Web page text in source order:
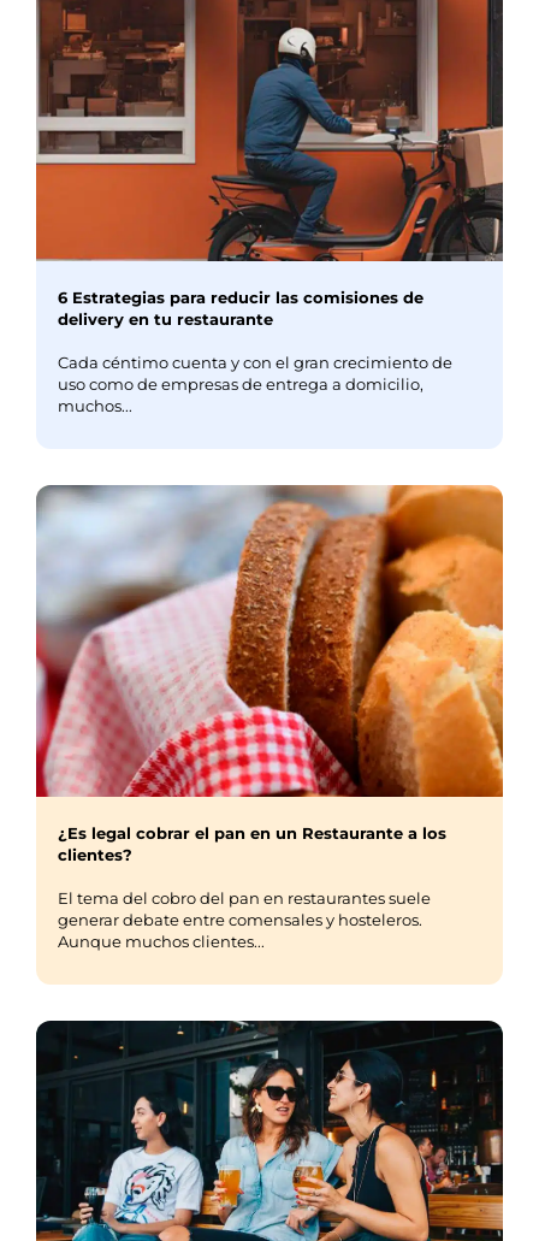
6 Estrategias para reducir las comisiones de
delivery en tu restaurante
Cada céntimo cuenta y con el gran crecimiento de
uso como de empresas de entrega a domicilio,
muchos...
¿Es legal cobrar el pan en un Restaurante a los
clientes?
El tema del cobro del pan en restaurantes suele
generar debate entre comensales y hosteleros.
Aunque muchos clientes...